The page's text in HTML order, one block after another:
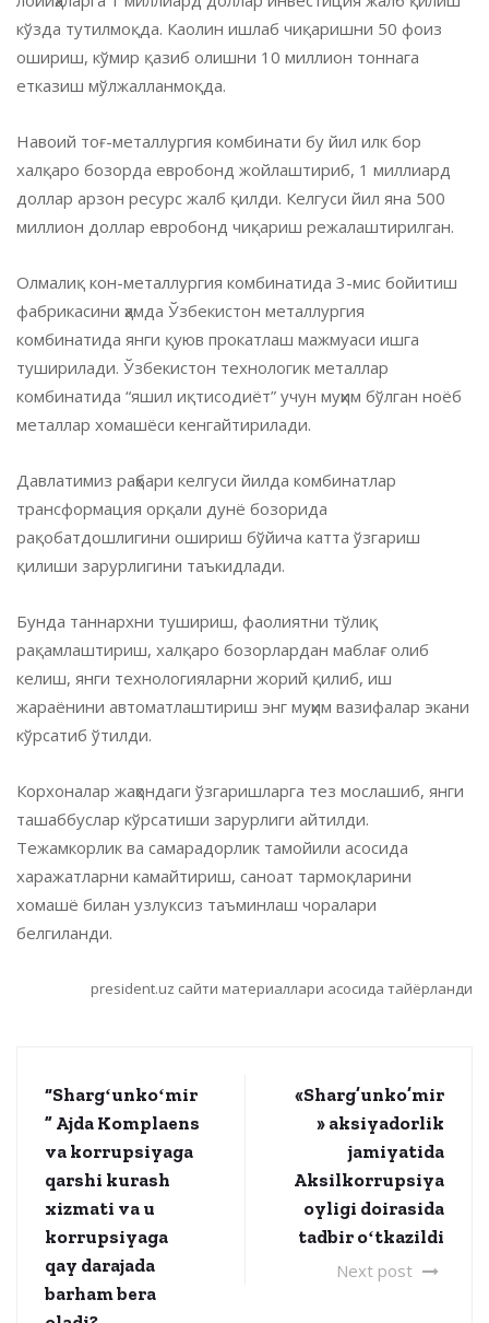
кўзда тутилмоқда. Каолин ишлаб чиқаришни 50 фоиз
ошириш, кўмир қазиб олишни 10 миллион тоннага
етказиш мўлжалланмоқда.
Навоий тоғ-металлургия комбинати бу йил илк бор
халқаро бозорда евробонд жойлаштириб, 1 миллиард
доллар арзон ресурс жалб қилди. Келгуси йил яна 500
миллион доллар евробонд чиқариш режалаштирилган.
Олмалиқ кон-металлургия комбинатида 3-мис бойитиш
фабрикасини ҳамда Ўзбекистон металлургия
комбинатида янги қуюв прокатлаш мажмуаси ишга
туширилади. Ўзбекистон технологик металлар
комбинатида “яшил иқтисодиёт” учун муҳим бўлган ноёб
металлар хомашёси кенгайтирилади.
Давлатимиз раҳбари келгуси йилда комбинатлар
трансформация орқали дунё бозорида
рақобатдошлигини ошириш бўйича катта ўзгариш
қилиши зарурлигини таъкидлади.
Бунда таннархни тушириш, фаолиятни тўлиқ
рақамлаштириш, халқаро бозорлардан маблағ олиб
келиш, янги технологияларни жорий қилиб, иш
жараёнини автоматлаштириш энг муҳим вазифалар экани
кўрсатиб ўтилди.
Корхоналар жаҳондаги ўзгаришларга тез мослашиб, янги
ташаббуслар кўрсатиши зарурлиги айтилди.
Тежамкорлик ва самарадорлик тамойили асосида
харажатларни камайтириш, саноат тармоқларини
хомашё билан узлуксиз таъминлаш чоралари
белгиланди.
president.uz сайти материаллари асосида тайёрланди
“Shargʻunkoʻmir
” Ajda Komplaens
va korrupsiyaga
qarshi kurash
xizmati va u
korrupsiyaga
qay darajada
barham bera
«Sharg’unko’mir
» aksiyadorlik
jamiyatida
Aksilkorrupsiya
oyligi doirasida
tadbir oʻtkazildi
Next post